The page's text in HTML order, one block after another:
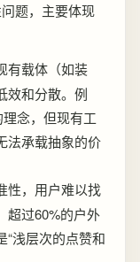
题，主要体现
有载体（如装
效和分散。例
念，但现有工
法承载抽象的价
性，用户难以找
超过60%的户外
“浅层次的点赞和